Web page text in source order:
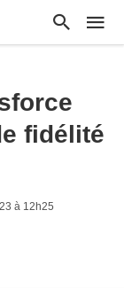
fidélité
à 12h25